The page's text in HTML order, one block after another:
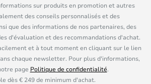
sur produits en promotion et autres
des conseils personnalisés et des
que des informations de nos partenaires, des
d'évaluation et des recommandations d'achat.
et à tout moment en cliquant sur le lien
chaque newsletter. Pour plus d'informations,
page Politique de confidentialité.
dès € 249 de minimum d'achat.